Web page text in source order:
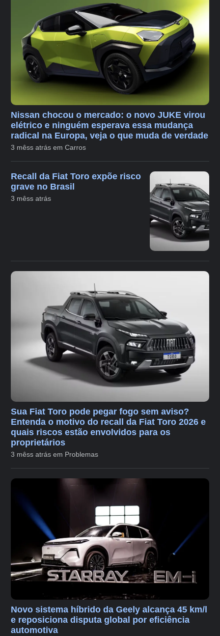
Nissan chocou o mercado: o novo JUKE virou
elétrico e ninguém esperava essa mudança
radical na Europa, veja o que muda de verdade
3 mêss atrás em Carros
Recall da Fiat Toro expõe risco
grave no Brasil
3 mêss atrás
Sua Fiat Toro pode pegar fogo sem aviso?
Entenda o motivo do recall da Fiat Toro 2026 e
quais riscos estão envolvidos para os
proprietários
3 mêss atrás em Problemas
Novo sistema híbrido da Geely alcança 45 km/l
e reposiciona disputa global por eficiência
automotiva